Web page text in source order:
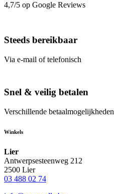
4,7/5 op Google Reviews
Steeds bereikbaar
Via e-mail of telefonisch
Snel & veilig betalen
Verschillende betaalmogelijkheden
Winkels
Lier
Antwerpsesteenweg 212
2500 Lier
03 488 02 74